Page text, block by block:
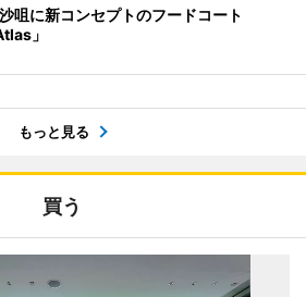
咀に新コンセプトのフードコート
」
もっと見る
買う